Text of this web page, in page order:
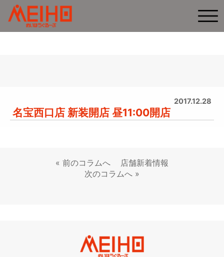
2017.12.28
名宝西口店 新装開店 昼11:00開店
« 前のコラムへ
店舗新着情報
次のコラムへ»